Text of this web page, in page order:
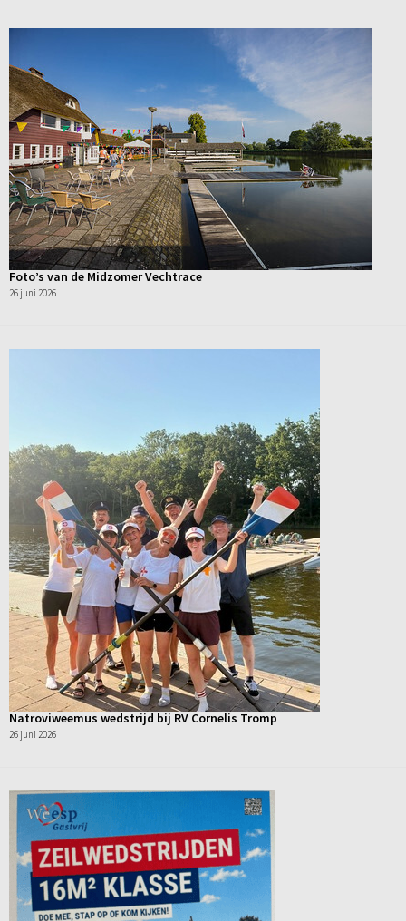
Foto’s van de Midzomer Vechtrace
26 juni 2026
Natroviweemus wedstrijd bij RV Cornelis Tromp
26 juni 2026